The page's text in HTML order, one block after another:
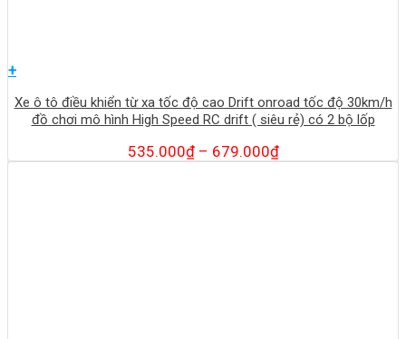
+
Xe ô tô điều khiển từ xa tốc độ cao Drift onroad tốc độ 30km/h
đồ chơi mô hình High Speed RC drift ( siêu rẻ) có 2 bộ lốp
535.000₫– 679.000₫